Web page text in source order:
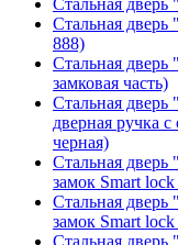
Стальная
888)
Стальная дверь
замковая часть)
Стальная дверь
дверная ручка
черная)
Стальная дверь
замок Smart
Стальная дверь
замок Smart
Стальная дверь